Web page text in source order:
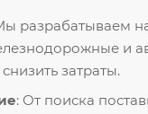
разрабатываем
и
затраты.
: От поиска